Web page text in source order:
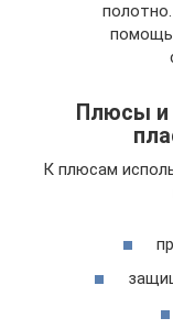
Плюсы и
К плюсам